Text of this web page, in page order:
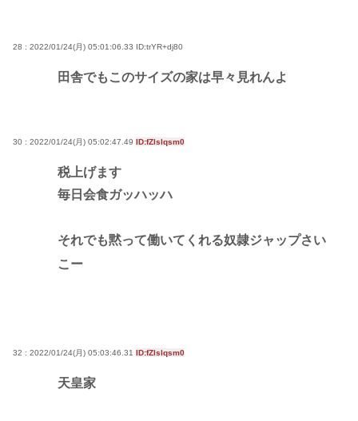
28 : 2022/01/24(月) 05:01:06.33 ID:trYR+dj80
田舎でもこのサイズの家は早々見れんよ
30 : 2022/01/24(月) 05:02:47.49 ID:fZlslqsm0
税上げます
毎日会食ガッハッハ
それでも黙って働いてくれる奴隷ジャップさい
こー
32 : 2022/01/24(月) 05:03:46.31 ID:fZlslqsm0
天皇家